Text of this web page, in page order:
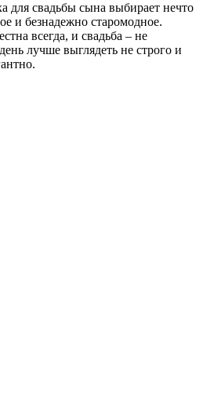
для свадьбы сына выбирает нечто
и безнадежно старомодное.
всегда, и свадьба – не
лучше выглядеть не строго и